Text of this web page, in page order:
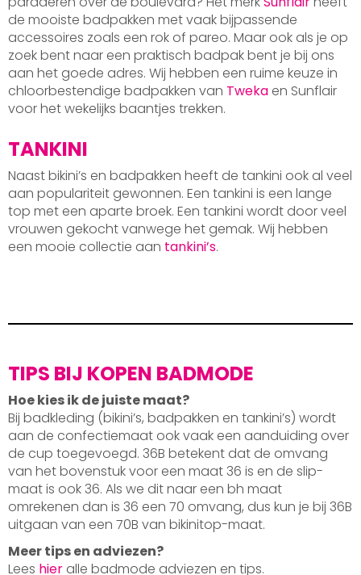
de mooiste badpakken met vaak bijpassende
accessoires zoals een rok of pareo. Maar ook als je op
zoek bent naar een praktisch badpak bent je bij ons
aan het goede adres. Wij hebben een ruime keuze in
chloorbestendige badpakken van Tweka en Sunflair
voor het wekelijks baantjes trekken.
TANKINI
Naast bikini’s en badpakken heeft de tankini ook al veel
aan populariteit gewonnen. Een tankini is een lange
top met een aparte broek. Een tankini wordt door veel
vrouwen gekocht vanwege het gemak. Wij hebben
een mooie collectie aan tankini’s.
TIPS BIJ KOPEN BADMODE
Hoe kies ik de juiste maat?
Bij badkleding (bikini’s, badpakken en tankini’s) wordt
aan de confectiemaat ook vaak een aanduiding over
de cup toegevoegd. 36B betekent dat de omvang
van het bovenstuk voor een maat 36 is en de slip-
maat is ook 36. Als we dit naar een bh maat
omrekenen dan is 36 een 70 omvang, dus kun je bij 36B
uitgaan van een 70B van bikinitop-maat.
Meer tips en adviezen?
Lees hier alle badmode adviezen en tips.